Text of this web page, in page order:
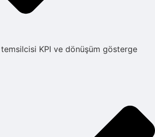
temsilcisi KPI ve dönüşüm gösterge